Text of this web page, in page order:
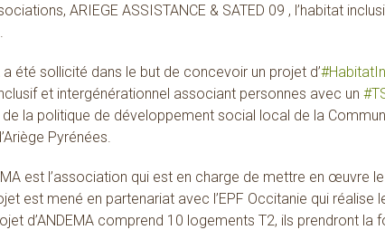
ARIEGE ASSISTANCE & SATED 09 , l’habitat
a été sollicité dans le but de concevoir un projet d’#
et intergénérationnel associant personnes avec un #
la politique de développement social local de la
Pyrénées.
est l’association qui est en charge de mettre en œuvre
est mené en partenariat avec l’EPF Occitanie qui
d’ANDEMA comprend 10 logements T2, ils prendront la